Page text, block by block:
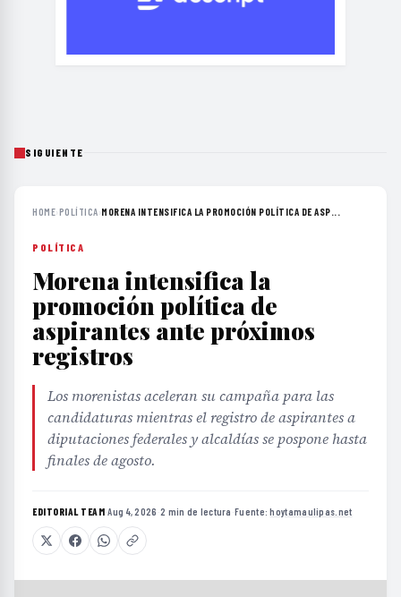
SIGUIENTE
HOME›POLÍTICA›MORENA INTENSIFICA LA PROMOCIÓN POLÍTICA DE ASP...
POLÍTICA
Morena intensifica la
promoción política de
aspirantes ante próximos
registros
Los morenistas aceleran su campaña para las
candidaturas mientras el registro de aspirantes a
diputaciones federales y alcaldías se pospone hasta
finales de agosto.
EDITORIAL TEAM·Aug 4, 2026 ·2 min de lectura ·Fuente:hoytamaulipas.net